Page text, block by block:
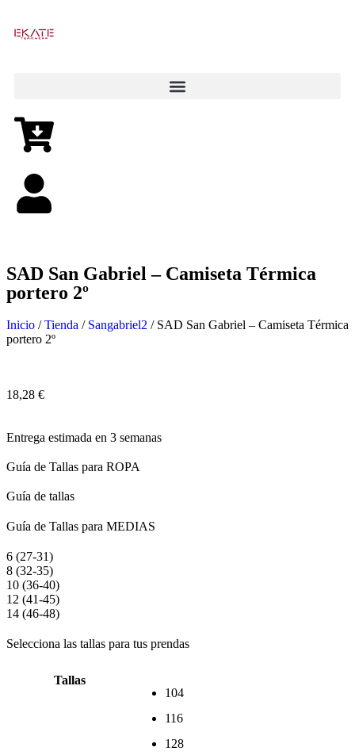
SAD San Gabriel – Camiseta Térmica
portero 2º
Inicio /Tienda / Sangabriel2 / SAD San Gabriel – Camiseta Térmica
portero 2º
18,28 €
Entrega estimada en 3 semanas
Guía de Tallas para ROPA
Guía de tallas
Guía de Tallas para MEDIAS
6 (27-31)
8 (32-35)
10 (36-40)
12 (41-45)
14 (46-48)
Selecciona las tallas para tus prendas
Tallas
104
116
128